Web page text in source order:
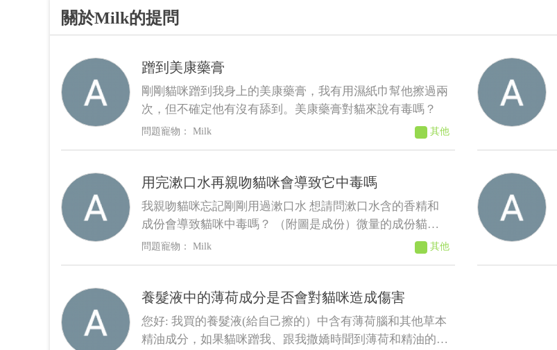
關於Milk的提問
蹭到美康藥膏
剛剛貓咪蹭到我身上的美康藥膏，我有用濕紙巾幫他擦過兩
次，但不確定他有沒有舔到。美康藥膏對貓來說有毒嗎？
Milk 其他
用完漱口水再親吻貓咪會導致它中毒嗎
我親吻貓咪忘記剛剛用過漱口水 想請問漱口水含的香精和
成份會導致貓咪中毒嗎？ （附圖是成份）微量的成份貓咪
會自行代謝嗎？牠目前看起來還好，我需要帶牠去醫院檢查
Milk 其他
養髮液中的薄荷成分是否會對貓咪造成傷害
您好: 我買的養髮液(給自己擦的）中含有薄荷腦和其他草本
精油成分，如果貓咪蹭我、跟我撒嬌時聞到薄荷和精油的味